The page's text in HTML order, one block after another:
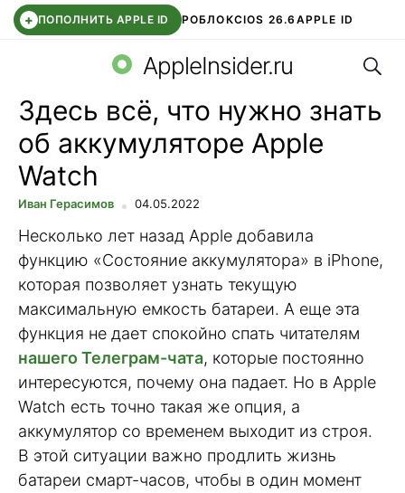
+ ПОПОЛНИТЬ APPLE ID РОБЛОКСIOS 26.6 APPLE ID
WHATSAPP DDE STOREAPP STOREOZON БАНК
AppleInsider.ru
Здесь всё, что нужно знать
об аккумуляторе Apple
Watch
Иван Герасимов 04.05.2022
Несколько лет назад Apple добавила
функцию «Состояние аккумулятора» в iPhone,
которая позволяет узнать текущую
максимальную емкость батареи. А еще эта
функция не дает спокойно спать читателям
нашего Телеграм-чата, которые постоянно
интересуются, почему она падает. Но в Apple
Watch есть точно такая же опция, а
аккумулятор со временем выходит из строя.
В этой ситуации важно продлить жизнь
батареи смарт-часов, чтобы в один момент